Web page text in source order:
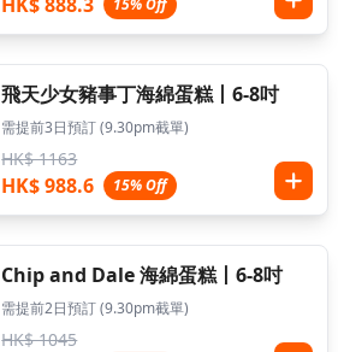
15% Off
飛天少女豬事丁海綿蛋糕丨6-8吋
需提前3日預訂 (9.30pm截單)
HK$ 1163
HK$ 988.6 15% Off
Chip and Dale 海綿蛋糕丨6-8吋
需提前2日預訂 (9.30pm截單)
HK$ 1045